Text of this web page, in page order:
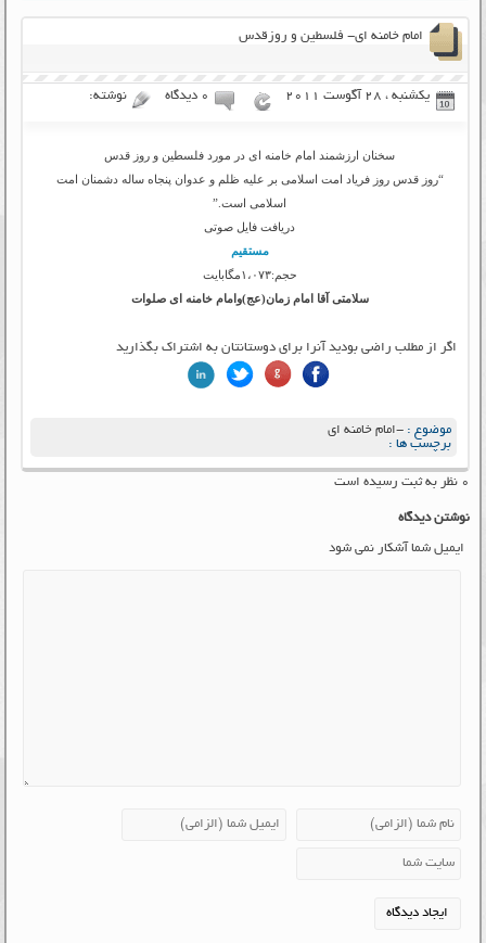
امام خامنه ای- فلسطین و روزقدس
یکشنبه ، 28 آگوست 2011 ۰ دیدگاه نوشته:
سخنان ارزشمند امام خامنه ای در مورد فلسطین و روز قدس
“روز قدس روز فریاد امت اسلامی بر علیه ظلم و عدوان پنجاه ساله دشمنان امت
اسلامی است.”
دریافت فایل صوتی
مستقیم
حجم:۱،۰۷۳مگابایت
سلامتی آقا امام زمان(عج)وامام خامنه ای صلوات
اگر از مطلب راضی بودید آنرا برای دوستانتان به اشتراک بگذارید
موضوع :-امام خامنه ای
برچسب ها :
۰ نظر به ثبت رسیده است
نوشتن دیدگاه
ایمیل شما آشکار نمی شود